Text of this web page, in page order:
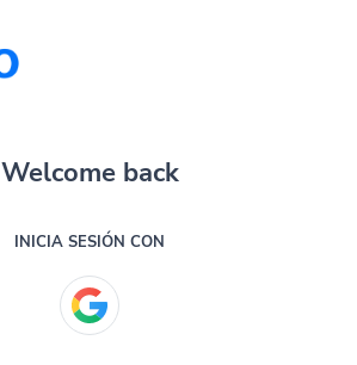
Welcome back
INICIA SESIÓN CON